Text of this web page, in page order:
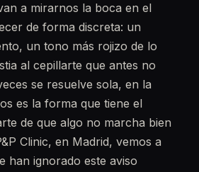
a mirarnos la boca en el
de forma discreta: un
un tono más rojizo de lo
al cepillarte que antes no
se resuelve sola, en la
es la forma que tiene el
de que algo no marcha bien
Clinic, en Madrid, vemos a
han ignorado este aviso